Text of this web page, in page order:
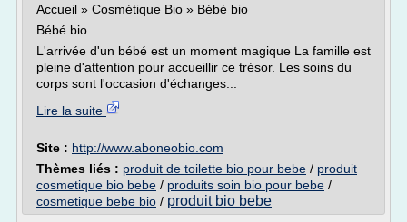
Accueil » Cosmétique Bio » Bébé bio
Bébé bio
L'arrivée d'un bébé est un moment magique La famille est
pleine d'attention pour accueillir ce trésor. Les soins du
corps sont l'occasion d'échanges...
Lire la suite
Site : http://www.aboneobio.com
Thèmes liés : produit de toilette bio pour bebe / produit
cosmetique bio bebe / produits soin bio pour bebe /
cosmetique bebe bio / produit bio bebe